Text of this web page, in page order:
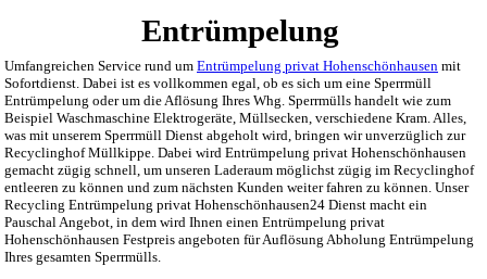
Entrümpelung
Umfangreichen Service rund um Entrümpelung privat Hohenschönhausen mit
Sofortdienst. Dabei ist es vollkommen egal, ob es sich um eine Sperrmüll
Entrümpelung oder um die Aflösung Ihres Whg. Sperrmülls handelt wie zum
Beispiel Waschmaschine Elektrogeräte, Müllsecken, verschiedene Kram. Alles,
was mit unserem Sperrmüll Dienst abgeholt wird, bringen wir unverzüglich zur
Recyclinghof Müllkippe. Dabei wird Entrümpelung privat Hohenschönhausen
gemacht zügig schnell, um unseren Laderaum möglichst zügig im Recyclinghof
entleeren zu können und zum nächsten Kunden weiter fahren zu können. Unser
Recycling Entrümpelung privat Hohenschönhausen24 Dienst macht ein
Pauschal Angebot, in dem wird Ihnen einen Entrümpelung privat
Hohenschönhausen Festpreis angeboten für Auflösung Abholung Entrümpelung
Ihres gesamten Sperrmülls.